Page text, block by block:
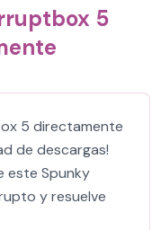
5
5 directamente
de descargas!
este Spunky
y resuelve